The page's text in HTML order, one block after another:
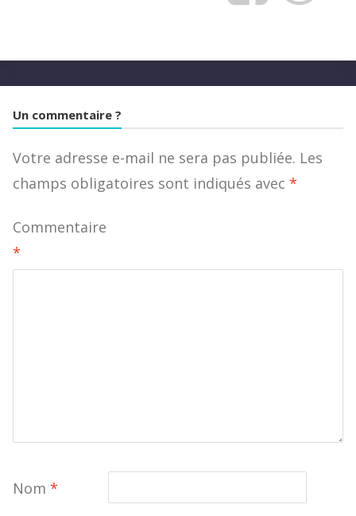
Un commentaire ?
Votre adresse e-mail ne sera pas publiée. Les
champs obligatoires sont indiqués avec *
Commentaire
*
Nom *